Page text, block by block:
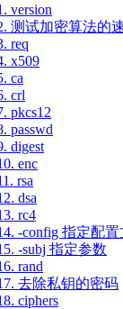
version
测试加密算法的
req
x509
ca
crl
pkcs12
passwd
digest
enc
rsa
dsa
rc4
-config 指定配
-subj 指定参数
rand
去除私钥的密码
ciphers